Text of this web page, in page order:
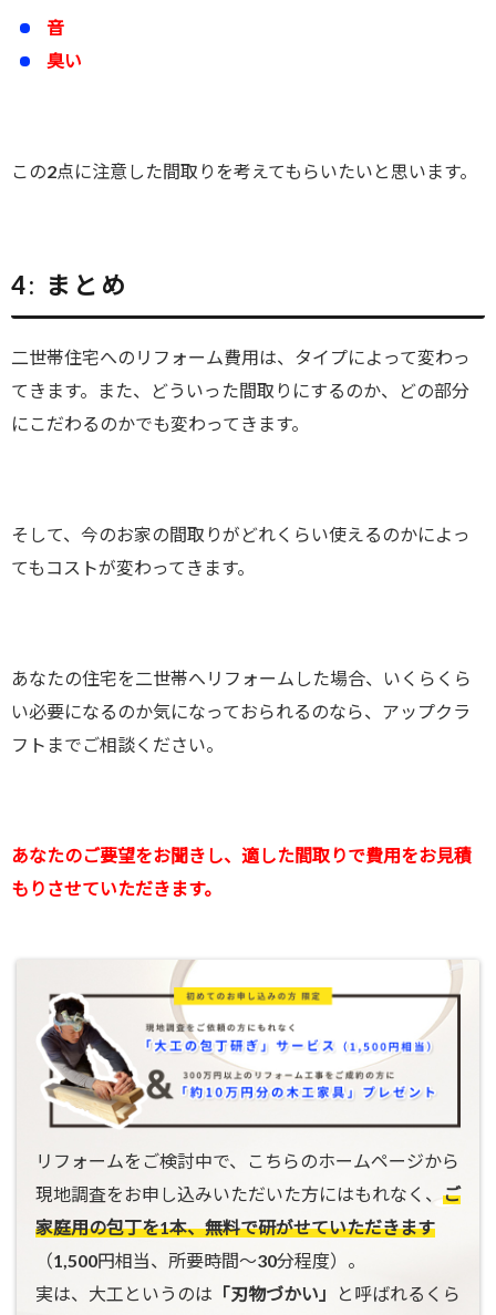
音
臭い
この2点に注意した間取りを考えてもらいたいと思います。
4: まとめ
二世帯住宅へのリフォーム費用は、タイプによって変わっ
てきます。また、どういった間取りにするのか、どの部分
にこだわるのかでも変わってきます。
そして、今のお家の間取りがどれくらい使えるのかによっ
てもコストが変わってきます。
あなたの住宅を二世帯へリフォームした場合、いくらくら
い必要になるのか気になっておられるのなら、アップクラ
フトまでご相談ください。
あなたのご要望をお聞きし、適した間取りで費用をお見積
もりさせていただきます。
リフォームをご検討中で、こちらのホームページから
現地調査をお申し込みいただいた方にはもれなく、 ご
家庭用の包丁を1本、無料で研がせていただきます
（1,500円相当、所要時間〜30分程度）。
実は、大工というのは 「刃物づかい」
と呼ばれるくら